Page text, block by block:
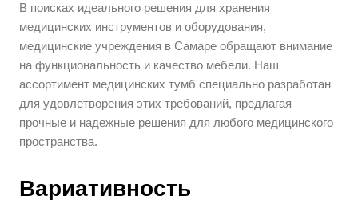
В поисках идеального решения для хранения
медицинских инструментов и оборудования,
медицинские учреждения в Самаре обращают внимание
на функциональность и качество мебели. Наш
ассортимент медицинских тумб специально разработан
для удовлетворения этих требований, предлагая
прочные и надежные решения для любого медицинского
пространства.
Вариативность